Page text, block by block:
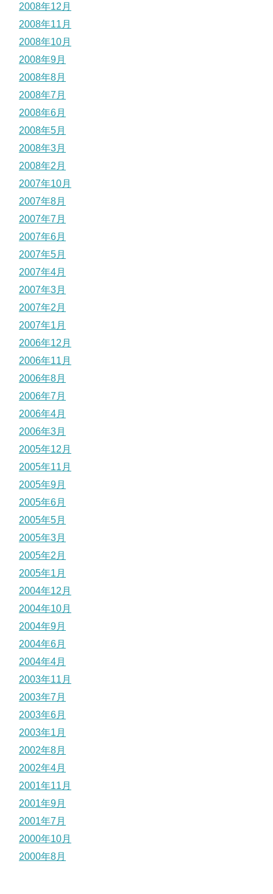
2008年12月
2008年11月
2008年10月
2008年9月
2008年8月
2008年7月
2008年6月
2008年5月
2008年3月
2008年2月
2007年10月
2007年8月
2007年7月
2007年6月
2007年5月
2007年4月
2007年3月
2007年2月
2007年1月
2006年12月
2006年11月
2006年8月
2006年7月
2006年4月
2006年3月
2005年12月
2005年11月
2005年9月
2005年6月
2005年5月
2005年3月
2005年2月
2005年1月
2004年12月
2004年10月
2004年9月
2004年6月
2004年4月
2003年11月
2003年7月
2003年6月
2003年1月
2002年8月
2002年4月
2001年11月
2001年9月
2001年7月
2000年10月
2000年8月